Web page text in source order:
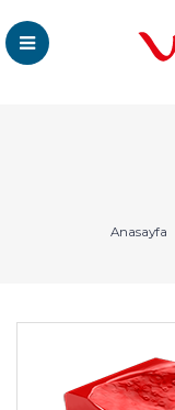
Anasayfa